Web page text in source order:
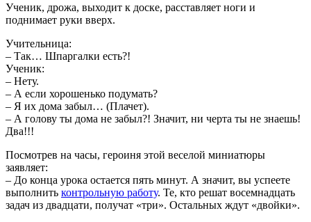
Ученик, дрожа, выходит к доске, расставляет ноги и
поднимает руки вверх.
Учительница:
– Так… Шпаргалки есть?!
Ученик:
– Нету.
– А если хорошенько подумать?
– Я их дома забыл… (Плачет).
– А голову ты дома не забыл?! Значит, ни черта ты не знаешь!
Два!!!
Посмотрев на часы, героиня этой веселой миниатюры
заявляет:
– До конца урока остается пять минут. А значит, вы успеете
выполнить контрольную работу. Те, кто решат восемнадцать
задач из двадцати, получат «три». Остальных ждут «двойки».